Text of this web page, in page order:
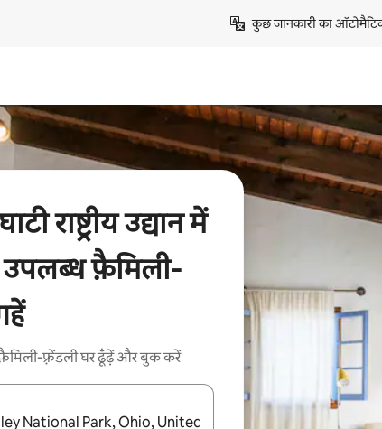
कुछ जानकारी का
राष्ट्रीय उद्यान में
उपलब्ध फ़ैमिली-
फ़्रेंडली घर ढूँढ़ें और बुक करें
पर, अप और डाउन 'ऐरो की' का इस्तेमाल करके नेविगेट करें या टच या फिर